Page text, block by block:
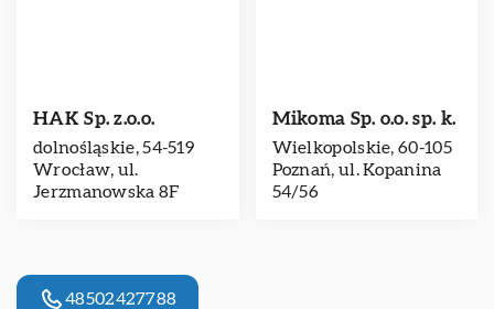
HAK Sp. z.o.o.
dolnośląskie, 54-519
Wrocław, ul.
Jerzmanowska 8F
Mikoma Sp. o.o. sp. k.
Wielkopolskie, 60-105
Poznań, ul. Kopanina
54/56
48502427788